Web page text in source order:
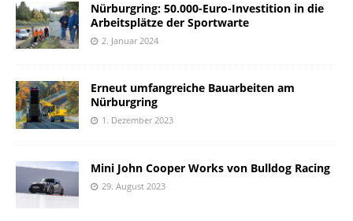
Nürburgring: 50.000-Euro-Investition in die
Arbeitsplätze der Sportwarte
2. Januar 2024
Erneut umfangreiche Bauarbeiten am
Nürburgring
1. Dezember 2023
Mini John Cooper Works von Bulldog Racing
29. August 2023